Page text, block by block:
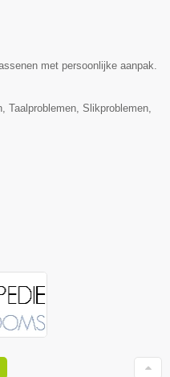
met persoonlijke aanpak.
Taalproblemen, Slikproblemen,